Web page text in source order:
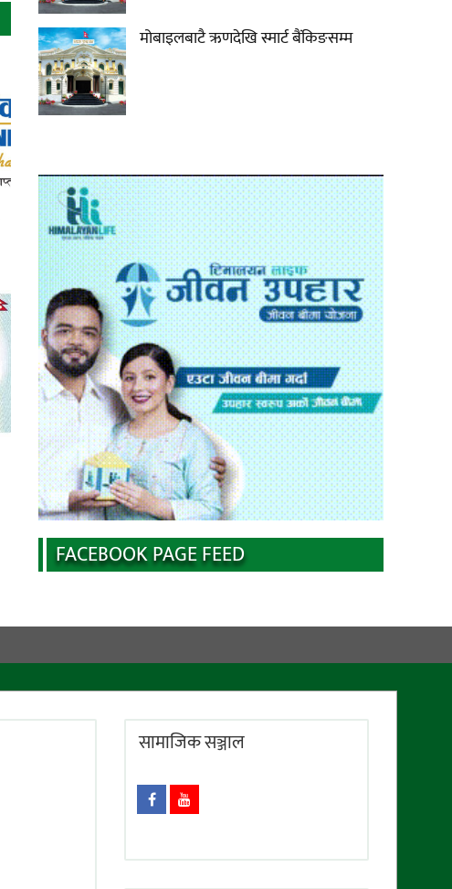
मोबाइलबाटै ऋणदेखि स्मार्ट बैंकिङसम्म
FACEBOOK PAGE FEED
सामाजिक सञ्जाल